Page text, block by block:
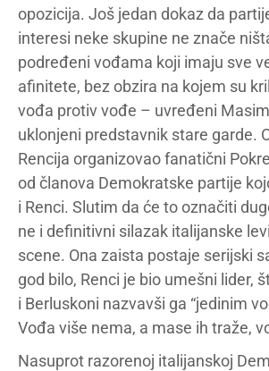
opozicija. Još jedan dokaz da
interesi neke skupine ne znače
podređeni vođama koji imaju sve
afinitete, bez obzira na kojem su
vođa protiv vođe – uvređeni
uklonjeni predstavnik stare garde.
Rencija organizovao fanatični
od članova Demokratske partije
i Renci. Slutim da će to označiti
ne i definitivni silazak italijanske
scene. Ona zaista postaje serijski
god bilo, Renci je bio umešni lider,
i Berluskoni nazvavši ga “jedinim
Vođa više nema, a mase ih traže,
Nasuprot razorenoj italijanskoj